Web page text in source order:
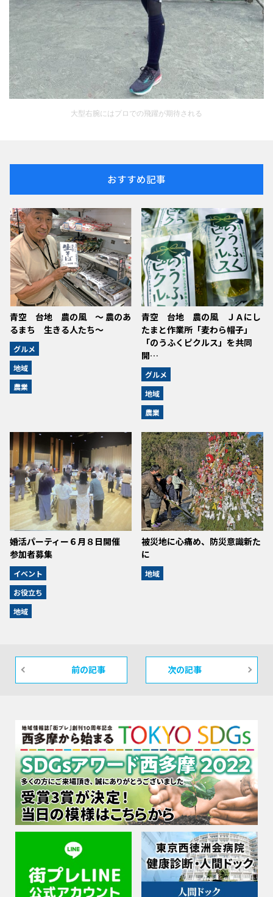
大型右腕にはプロでの飛躍が期待される
おすすめ記事
青空 台地 農の風 ～ 農のあ
るまち 生きる人たち～
グルメ
地域
農業
青空 台地 農の風 ＪＡにし
たまと作業所「麦わら帽子」
「のうふくピクルス」を共同
開…
グルメ
地域
農業
婚活パーティー６月８日開催
参加者募集
イベント
お役立ち
地域
被災地に心痛め、防災意識新た
に
地域
前の記事 次の記事